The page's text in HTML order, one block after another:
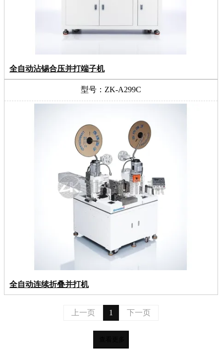
全自动沾锡合压并打端子机
型号：ZK-A299C
全自动连续折叠并打机
上一页 1 下一页